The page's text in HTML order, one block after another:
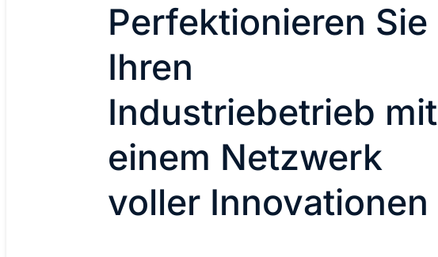
Perfektionieren Sie
Ihren
Industriebetrieb mit
einem Netzwerk
voller Innovationen